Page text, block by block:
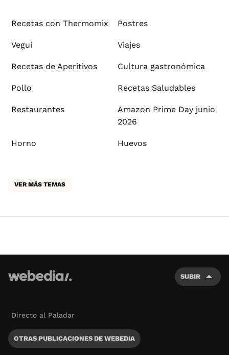
Recetas con Thermomix Postres
Vegui Viajes
Recetas de Aperitivos Cultura gastronómica
Pollo Recetas Saludables
Restaurantes
Amazon Prime Day junio
2026
Horno Huevos
VER MÁS TEMAS
SUBIR
Directo al Paladar
OTRAS PUBLICACIONES DE WEBEDIA